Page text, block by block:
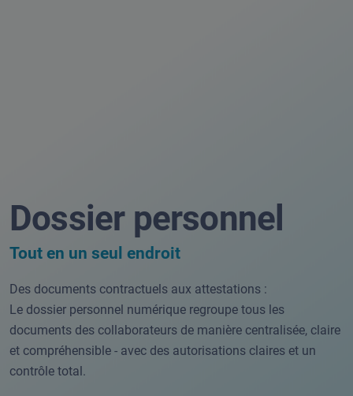
Dossier personnel
Tout en un seul endroit
Des documents contractuels aux attestations :
Le dossier personnel numérique regroupe tous les
documents des collaborateurs de manière centralisée, claire
et compréhensible - avec des autorisations claires et un
contrôle total.